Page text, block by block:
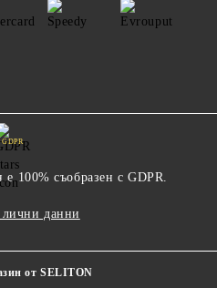
GDPR
100% съобразен с GDPR.
данни
от SELITON